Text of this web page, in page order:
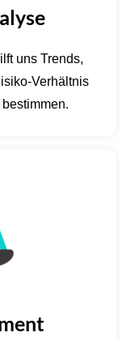
uns Trends,
Verhältnis